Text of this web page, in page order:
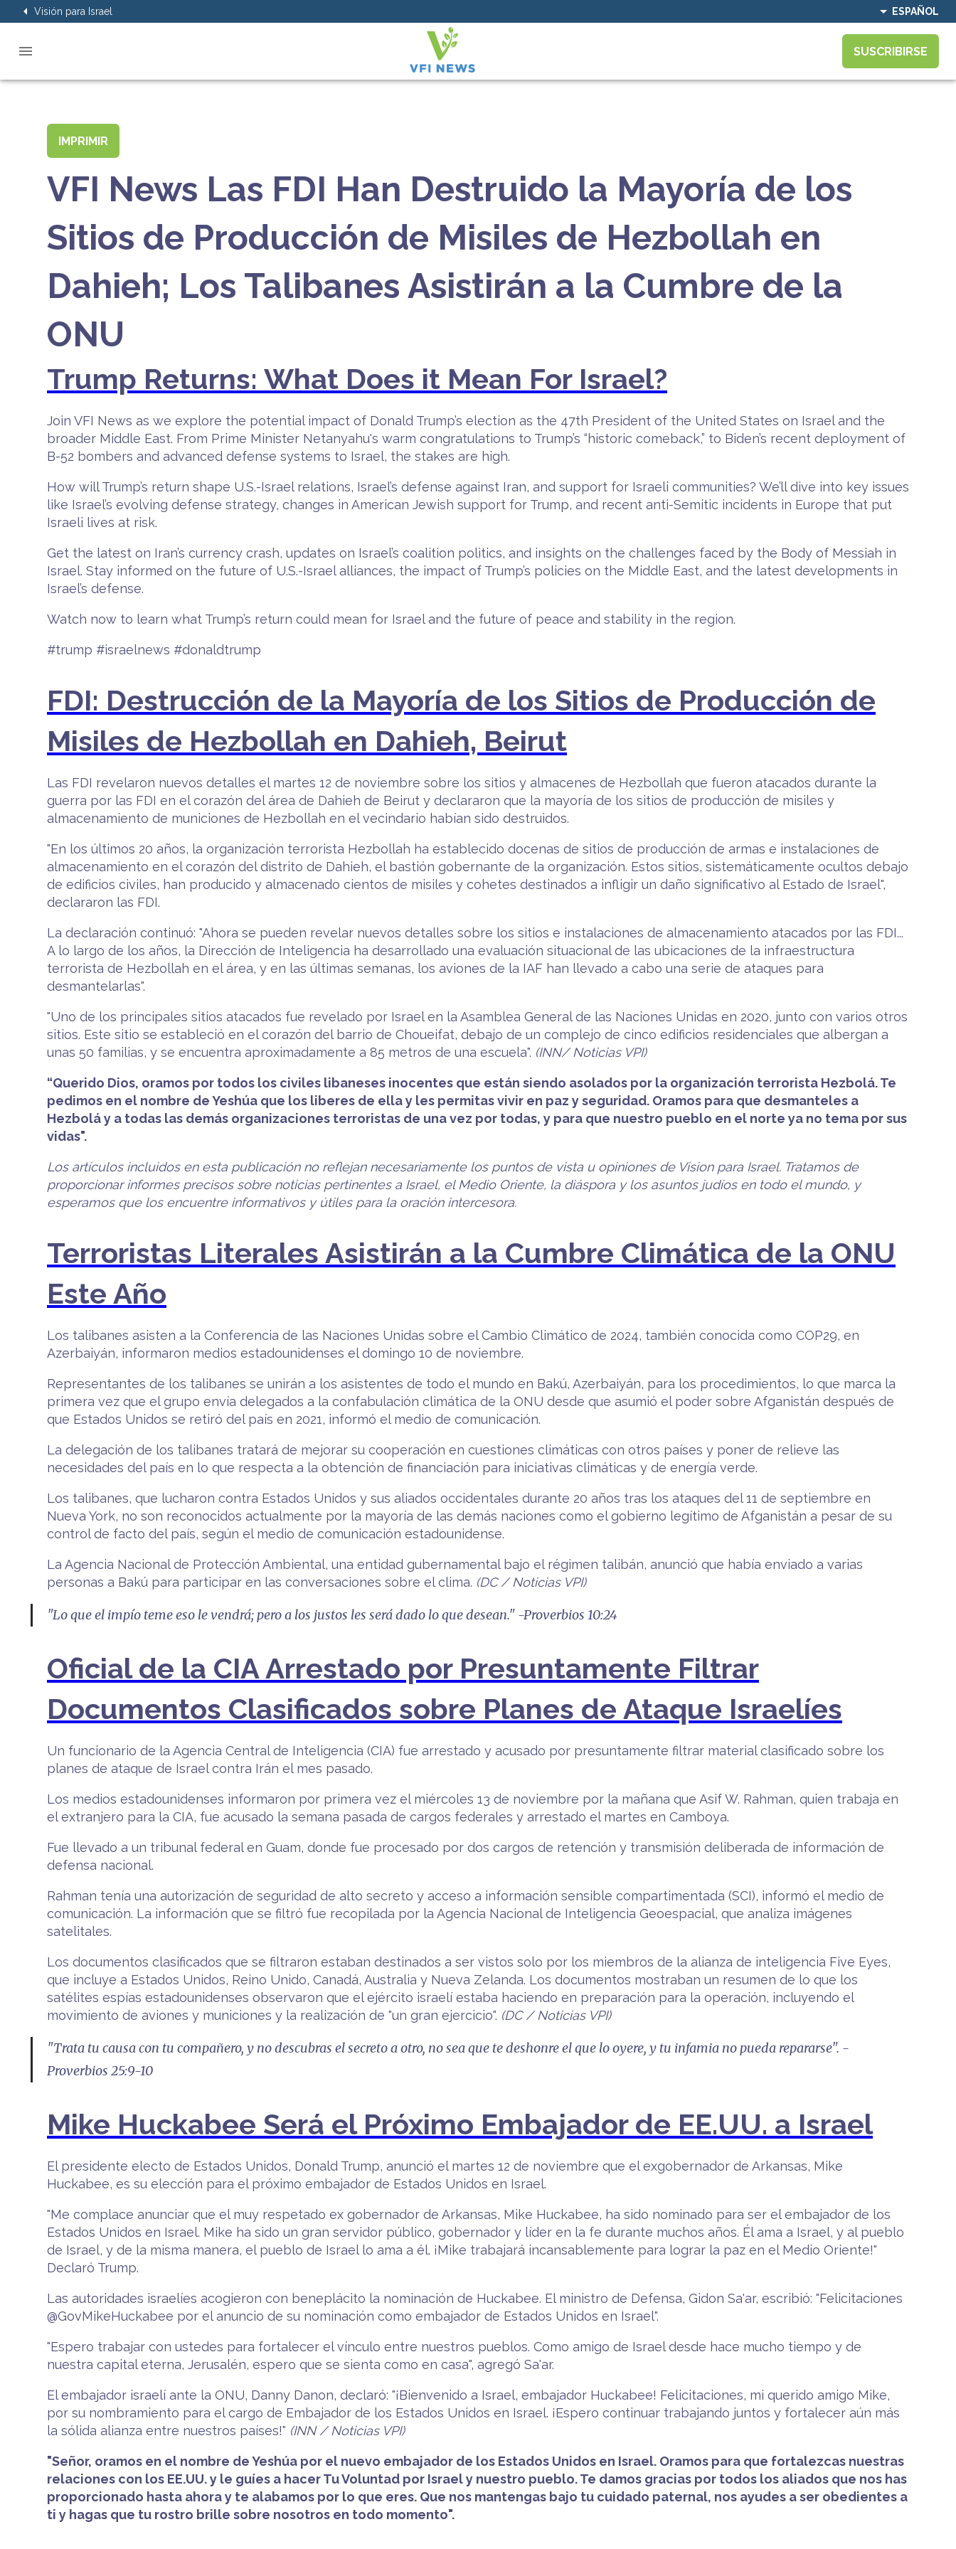
Visión para Israel ESPAÑOL
SUSCRIBIRSE
IMPRIMIR
VFI News Las FDI Han Destruido la Mayoría de los
Sitios de Producción de Misiles de Hezbollah en
Dahieh; Los Talibanes Asistirán a la Cumbre de la
ONU
Trump Returns: What Does it Mean For Israel?
Join VFI News as we explore the potential impact of Donald Trump’s election as the 47th President of the United States on Israel and the
broader Middle East. From Prime Minister Netanyahu's warm congratulations to Trump’s “historic comeback,” to Biden’s recent deployment of
B-52 bombers and advanced defense systems to Israel, the stakes are high.
How will Trump’s return shape U.S.-Israel relations, Israel’s defense against Iran, and support for Israeli communities? We’ll dive into key issues
like Israel’s evolving defense strategy, changes in American Jewish support for Trump, and recent anti-Semitic incidents in Europe that put
Israeli lives at risk.
Get the latest on Iran’s currency crash, updates on Israel’s coalition politics, and insights on the challenges faced by the Body of Messiah in
Israel. Stay informed on the future of U.S.-Israel alliances, the impact of Trump’s policies on the Middle East, and the latest developments in
Israel’s defense.
Watch now to learn what Trump’s return could mean for Israel and the future of peace and stability in the region.
#trump #israelnews #donaldtrump
FDI: Destrucción de la Mayoría de los Sitios de Producción de
Misiles de Hezbollah en Dahieh, Beirut
Las FDI revelaron nuevos detalles el martes 12 de noviembre sobre los sitios y almacenes de Hezbollah que fueron atacados durante la
guerra por las FDI en el corazón del área de Dahieh de Beirut y declararon que la mayoría de los sitios de producción de misiles y
almacenamiento de municiones de Hezbollah en el vecindario habían sido destruidos.
"En los últimos 20 años, la organización terrorista Hezbollah ha establecido docenas de sitios de producción de armas e instalaciones de
almacenamiento en el corazón del distrito de Dahieh, el bastión gobernante de la organización. Estos sitios, sistemáticamente ocultos debajo
de edificios civiles, han producido y almacenado cientos de misiles y cohetes destinados a infligir un daño significativo al Estado de Israel",
declararon las FDI.
La declaración continuó: "Ahora se pueden revelar nuevos detalles sobre los sitios e instalaciones de almacenamiento atacados por las FDI...
A lo largo de los años, la Dirección de Inteligencia ha desarrollado una evaluación situacional de las ubicaciones de la infraestructura
terrorista de Hezbollah en el área, y en las últimas semanas, los aviones de la IAF han llevado a cabo una serie de ataques para
desmantelarlas".
"Uno de los principales sitios atacados fue revelado por Israel en la Asamblea General de las Naciones Unidas en 2020, junto con varios otros
sitios. Este sitio se estableció en el corazón del barrio de Choueifat, debajo de un complejo de cinco edificios residenciales que albergan a
unas 50 familias, y se encuentra aproximadamente a 85 metros de una escuela". (INN/ Noticias VPI)
“Querido Dios, oramos por todos los civiles libaneses inocentes que están siendo asolados por la organización terrorista Hezbolá. Te
pedimos en el nombre de Yeshúa que los liberes de ella y les permitas vivir en paz y seguridad. Oramos para que desmanteles a
Hezbolá y a todas las demás organizaciones terroristas de una vez por todas, y para que nuestro pueblo en el norte ya no tema por sus
vidas".
Los artículos incluidos en esta publicación no reflejan necesariamente los puntos de vista u opiniones de Vision para Israel. Tratamos de
proporcionar informes precisos sobre noticias pertinentes a Israel, el Medio Oriente, la diáspora y los asuntos judíos en todo el mundo, y
esperamos que los encuentre informativos y útiles para la oración intercesora.
Terroristas Literales Asistirán a la Cumbre Climática de la ONU
Este Año
Los talibanes asisten a la Conferencia de las Naciones Unidas sobre el Cambio Climático de 2024, también conocida como COP29, en
Azerbaiyán, informaron medios estadounidenses el domingo 10 de noviembre.
Representantes de los talibanes se unirán a los asistentes de todo el mundo en Bakú, Azerbaiyán, para los procedimientos, lo que marca la
primera vez que el grupo envía delegados a la confabulación climática de la ONU desde que asumió el poder sobre Afganistán después de
que Estados Unidos se retiró del país en 2021, informó el medio de comunicación.
La delegación de los talibanes tratará de mejorar su cooperación en cuestiones climáticas con otros países y poner de relieve las
necesidades del país en lo que respecta a la obtención de financiación para iniciativas climáticas y de energía verde.
Los talibanes, que lucharon contra Estados Unidos y sus aliados occidentales durante 20 años tras los ataques del 11 de septiembre en
Nueva York, no son reconocidos actualmente por la mayoría de las demás naciones como el gobierno legítimo de Afganistán a pesar de su
control de facto del país, según el medio de comunicación estadounidense.
La Agencia Nacional de Protección Ambiental, una entidad gubernamental bajo el régimen talibán, anunció que había enviado a varias
personas a Bakú para participar en las conversaciones sobre el clima. (DC / Noticias VPI)
"Lo que el impío teme eso le vendrá; pero a los justos les será dado lo que desean." -Proverbios 10:24
Oficial de la CIA Arrestado por Presuntamente Filtrar
Documentos Clasificados sobre Planes de Ataque Israelíes
Un funcionario de la Agencia Central de Inteligencia (CIA) fue arrestado y acusado por presuntamente filtrar material clasificado sobre los
planes de ataque de Israel contra Irán el mes pasado.
Los medios estadounidenses informaron por primera vez el miércoles 13 de noviembre por la mañana que Asif W. Rahman, quien trabaja en
el extranjero para la CIA, fue acusado la semana pasada de cargos federales y arrestado el martes en Camboya.
Fue llevado a un tribunal federal en Guam, donde fue procesado por dos cargos de retención y transmisión deliberada de información de
defensa nacional.
Rahman tenía una autorización de seguridad de alto secreto y acceso a información sensible compartimentada (SCI), informó el medio de
comunicación. La información que se filtró fue recopilada por la Agencia Nacional de Inteligencia Geoespacial, que analiza imágenes
satelitales.
Los documentos clasificados que se filtraron estaban destinados a ser vistos solo por los miembros de la alianza de inteligencia Five Eyes,
que incluye a Estados Unidos, Reino Unido, Canadá, Australia y Nueva Zelanda. Los documentos mostraban un resumen de lo que los
satélites espías estadounidenses observaron que el ejército israelí estaba haciendo en preparación para la operación, incluyendo el
movimiento de aviones y municiones y la realización de "un gran ejercicio". (DC / Noticias VPI)
"Trata tu causa con tu compañero, y no descubras el secreto a otro, no sea que te deshonre el que lo oyere, y tu infamia no pueda repararse". -
Proverbios 25:9-10
Mike Huckabee Será el Próximo Embajador de EE.UU. a Israel
El presidente electo de Estados Unidos, Donald Trump, anunció el martes 12 de noviembre que el exgobernador de Arkansas, Mike
Huckabee, es su elección para el próximo embajador de Estados Unidos en Israel.
"Me complace anunciar que el muy respetado ex gobernador de Arkansas, Mike Huckabee, ha sido nominado para ser el embajador de los
Estados Unidos en Israel. Mike ha sido un gran servidor público, gobernador y líder en la fe durante muchos años. Él ama a Israel, y al pueblo
de Israel, y de la misma manera, el pueblo de Israel lo ama a él. ¡Mike trabajará incansablemente para lograr la paz en el Medio Oriente!"
Declaró Trump.
Las autoridades israelíes acogieron con beneplácito la nominación de Huckabee. El ministro de Defensa, Gidon Sa'ar, escribió: "Felicitaciones
@GovMikeHuckabee por el anuncio de su nominación como embajador de Estados Unidos en Israel".
"Espero trabajar con ustedes para fortalecer el vínculo entre nuestros pueblos. Como amigo de Israel desde hace mucho tiempo y de
nuestra capital eterna, Jerusalén, espero que se sienta como en casa", agregó Sa'ar.
El embajador israelí ante la ONU, Danny Danon, declaró: "¡Bienvenido a Israel, embajador Huckabee! Felicitaciones, mi querido amigo Mike,
por su nombramiento para el cargo de Embajador de los Estados Unidos en Israel. ¡Espero continuar trabajando juntos y fortalecer aún más
la sólida alianza entre nuestros países!" (INN / Noticias VPI)
"Señor, oramos en el nombre de Yeshúa por el nuevo embajador de los Estados Unidos en Israel. Oramos para que fortalezcas nuestras
relaciones con los EE.UU. y le guíes a hacer Tu Voluntad por Israel y nuestro pueblo. Te damos gracias por todos los aliados que nos has
proporcionado hasta ahora y te alabamos por lo que eres. Que nos mantengas bajo tu cuidado paternal, nos ayudes a ser obedientes a
ti y hagas que tu rostro brille sobre nosotros en todo momento".